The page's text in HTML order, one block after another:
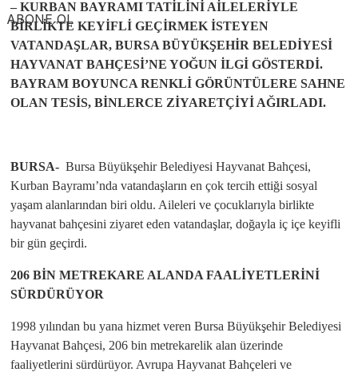
ABONE OL
– KURBAN BAYRAMI TATİLİNİ AİLELERİYLE
BİRLİKTE KEYİFLİ GEÇİRMEK İSTEYEN
VATANDAŞLAR, BURSA BÜYÜKŞEHİR BELEDİYESİ
HAYVANAT BAHÇESİ’NE YOĞUN İLGİ GÖSTERDİ.
BAYRAM BOYUNCA RENKLİ GÖRÜNTÜLERE SAHNE
OLAN TESİS, BİNLERCE ZİYARETÇİYİ AĞIRLADI.
BURSA- Bursa Büyükşehir Belediyesi Hayvanat Bahçesi,
Kurban Bayramı’nda vatandaşların en çok tercih ettiği sosyal
yaşam alanlarından biri oldu. Aileleri ve çocuklarıyla birlikte
hayvanat bahçesini ziyaret eden vatandaşlar, doğayla iç içe keyifli
bir gün geçirdi.
206 BİN METREKARE ALANDA FAALİYETLERİNİ
SÜRDÜRÜYOR
1998 yılından bu yana hizmet veren Bursa Büyükşehir Belediyesi
Hayvanat Bahçesi, 206 bin metrekarelik alan üzerinde
faaliyetlerini sürdürüyor. Avrupa Hayvanat Bahçeleri ve